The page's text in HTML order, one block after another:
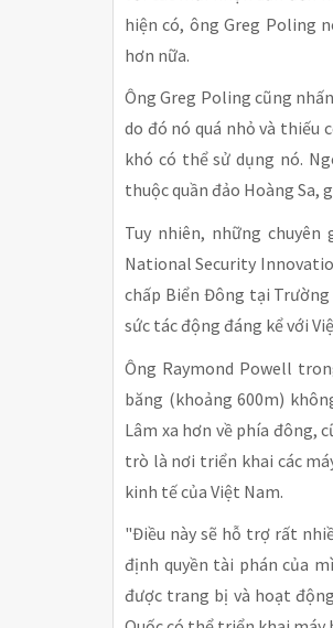
hiện có, ông Greg Poling
hơn nữa.
Ông Greg Poling cũng
do đó nó quá nhỏ và thiếu
khó có thể sử dụng nó.
thuộc quần đảo Hoàng Sa,
Tuy nhiên, những
National Security
chấp Biển Đông tại
sức tác động đáng kể với
Ông Raymond Powell
băng (khoảng 600m)
Lâm xa hơn về phía đông,
trò là nơi triển khai các
kinh tế của Việt Nam.
"Điều này sẽ hỗ trợ rất
định quyền tài phán của
được trang bị và hoạt